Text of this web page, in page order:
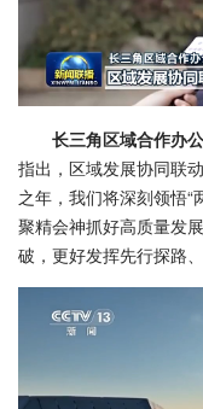
长三角区域合作办
指出，区域发展协同联
之年，我们将深刻领悟“
聚精会神抓好高质量发
破，更好发挥先行探路